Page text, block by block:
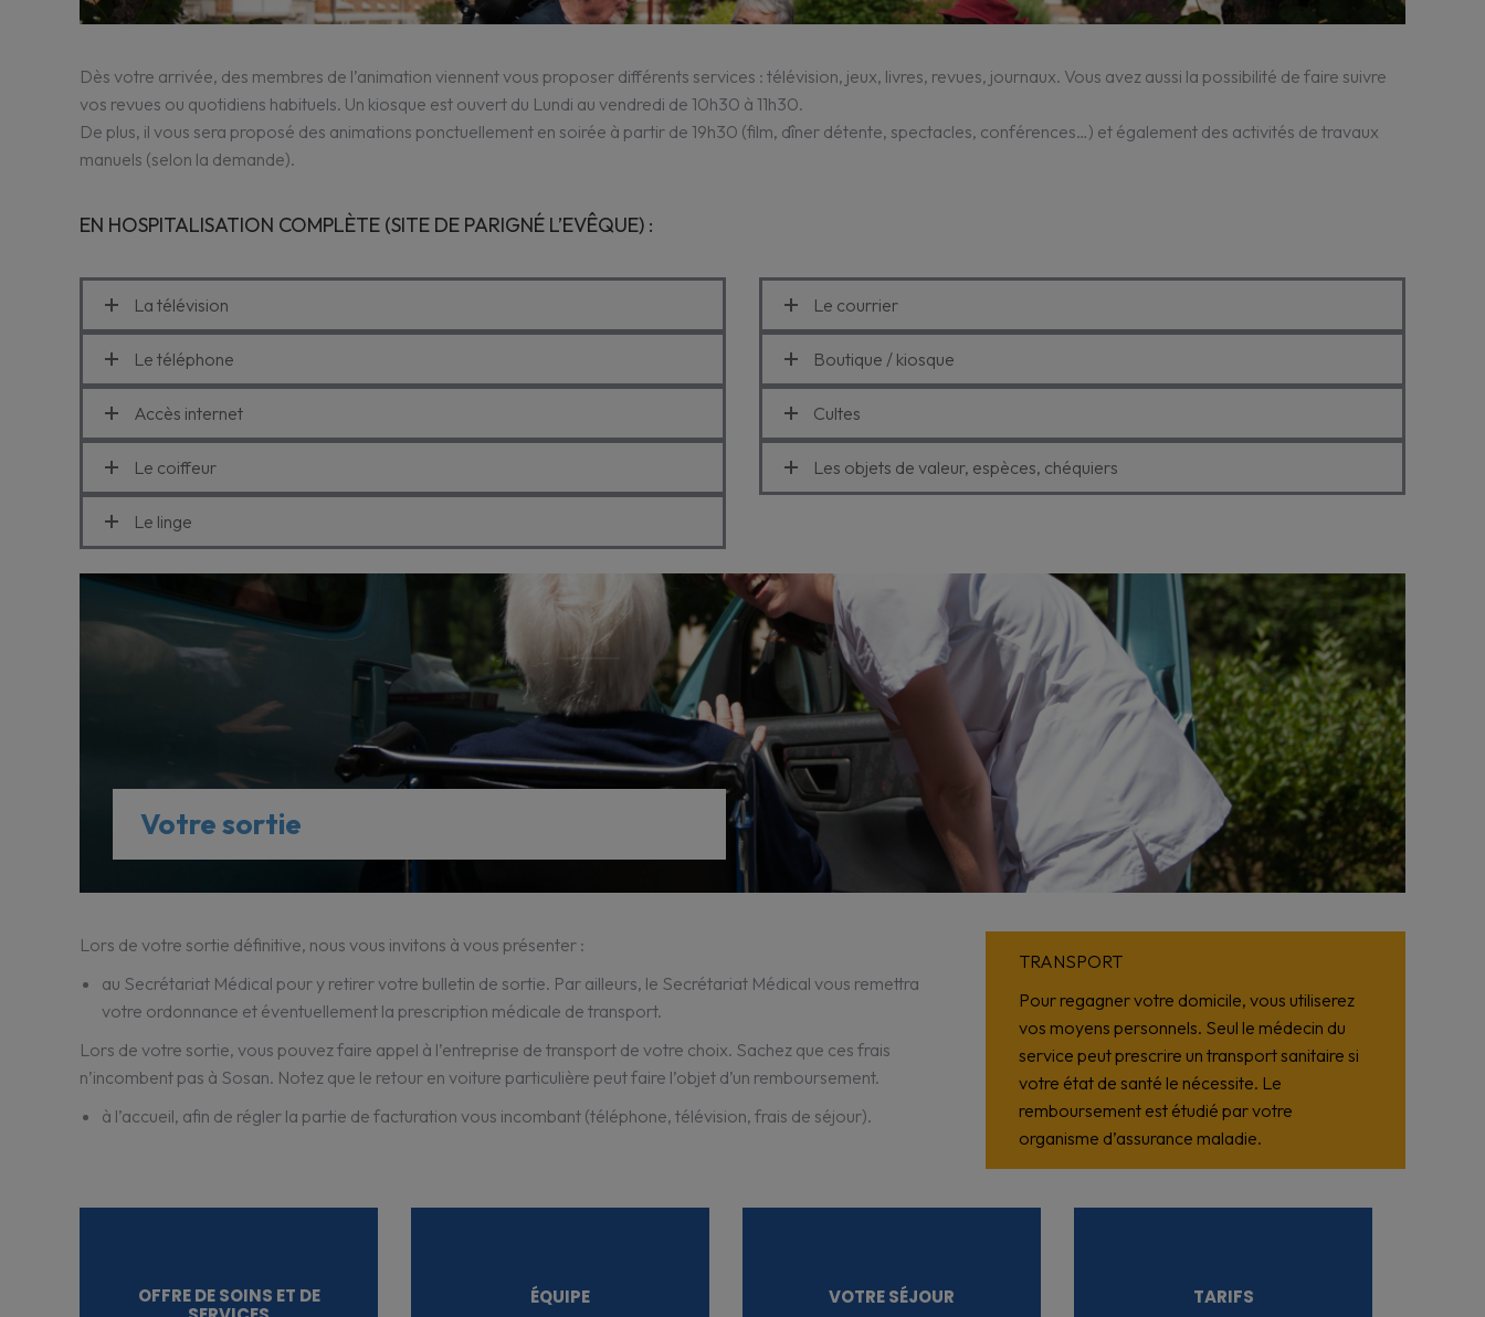
Dès votre arrivée, des membres de l’animation viennent vous proposer différents services : télévision, jeux, livres, revues, journaux. Vous avez aussi la possibilité de faire suivre
vos revues ou quotidiens habituels. Un kiosque est ouvert du Lundi au vendredi de 10h30 à 11h30.
De plus, il vous sera proposé des animations ponctuellement en soirée à partir de 19h30 (film, dîner détente, spectacles, conférences…) et également des activités de travaux
manuels (selon la demande).
EN HOSPITALISATION COMPLÈTE (SITE DE PARIGNÉ L’EVÊQUE) :
La télévision
Le téléphone
Accès internet
Le coiffeur
Le linge
Le courrier
Boutique / kiosque
Cultes
Les objets de valeur, espèces, chéquiers
Votre sortie
Lors de votre sortie définitive, nous vous invitons à vous présenter :
au Secrétariat Médical pour y retirer votre bulletin de sortie. Par ailleurs, le Secrétariat Médical vous remettra
votre ordonnance et éventuellement la prescription médicale de transport.
Lors de votre sortie, vous pouvez faire appel à l’entreprise de transport de votre choix. Sachez que ces frais
n’incombent pas à Sosan. Notez que le retour en voiture particulière peut faire l’objet d’un remboursement.
à l’accueil, afin de régler la partie de facturation vous incombant (téléphone, télévision, frais de séjour).
TRANSPORT
Pour regagner votre domicile, vous utiliserez
vos moyens personnels. Seul le médecin du
service peut prescrire un transport sanitaire si
votre état de santé le nécessite. Le
remboursement est étudié par votre
organisme d’assurance maladie.
OFFRE DE SOINS ET DE
ÉQUIPE VOTRE SÉJOUR TARIFS